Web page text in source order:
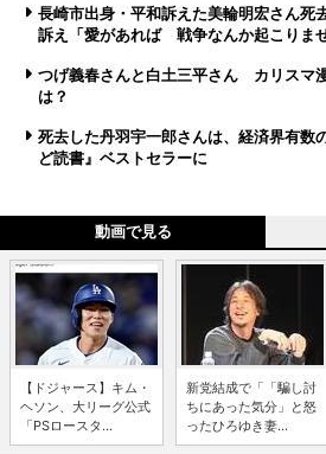
長崎市出身・平和訴えた美輪明宏さん
訴え「愛があれば 戦争なんか起こりませ
つげ義春さんと白土三平さん カリスマ
は？
死去した丹羽宇一郎さんは、経済界有
ど読書』ベストセラーに
動画で見る
【ドジャース】キム・
ヘソン、大リーグ公式
「PSロースタ...
新党結成で「「騙し討
ちにあった気分」と怒
ったひろゆき妻...